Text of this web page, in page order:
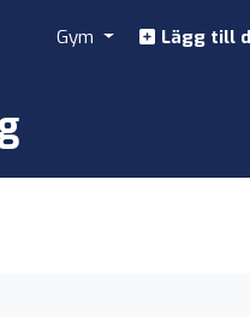
Gym Lägg till